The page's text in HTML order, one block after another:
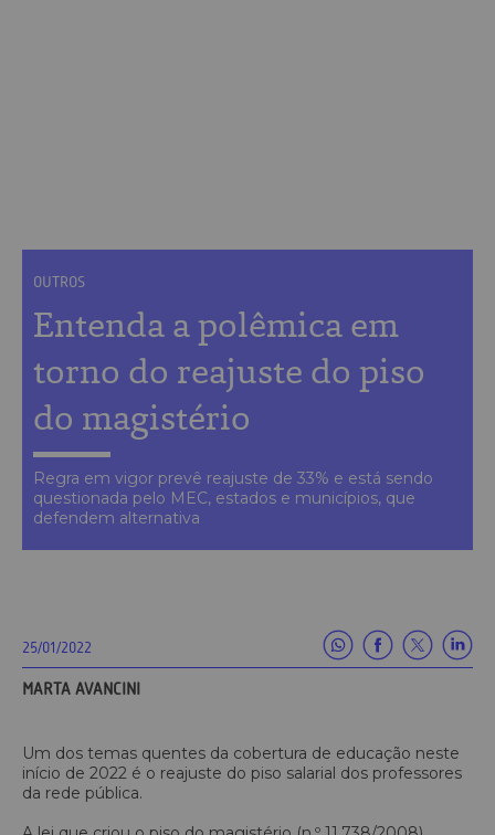
OUTROS
Entenda a polêmica em
torno do reajuste do piso
do magistério
Regra em vigor prevê reajuste de 33% e está sendo
questionada pelo MEC, estados e municípios, que
defendem alternativa
25/01/2022
MARTA AVANCINI
Um dos temas quentes da cobertura de educação neste
início de 2022 é o reajuste do piso salarial dos professores
da rede pública.